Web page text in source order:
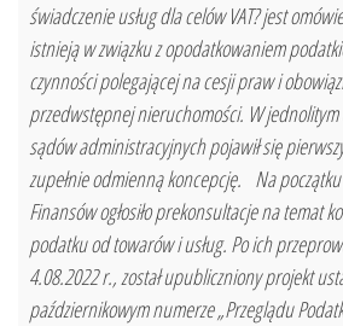
świadczenie usług dla celów VAT? jest
istnieją w związku z opodatkowaniem
czynności polegającej na cesji praw i
przedwstępnej nieruchomości. W
sądów administracyjnych pojawił się
zupełnie odmienną koncepcję. Na
Finansów ogłosiło prekonsultacje na temat
podatku od towarów i usług. Po ich
4.08.2022 r., został upubliczniony projekt
październikowym numerze „Przeglądu